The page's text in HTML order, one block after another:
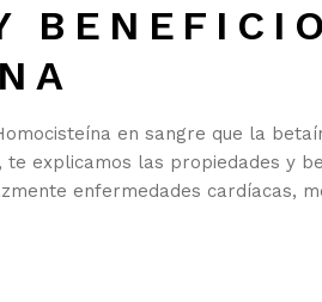
en sangre que la
explicamos las propiedades y
enfermedades cardíacas,